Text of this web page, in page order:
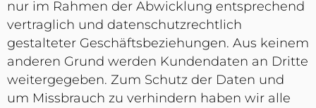
nur im Rahmen der Abwicklung entsprechend
vertraglich und datenschutzrechtlich
gestalteter Geschäftsbeziehungen. Aus keinem
anderen Grund werden Kundendaten an Dritte
weitergegeben. Zum Schutz der Daten und
um Missbrauch zu verhindern haben wir alle